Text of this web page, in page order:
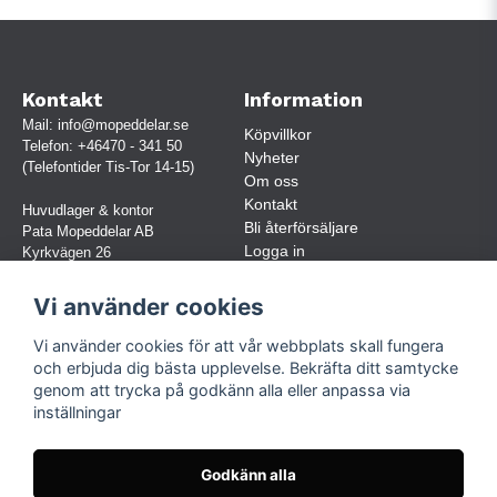
Kontakt
Mail: info@mopeddelar.se
Telefon: +46470 - 341 50
(Telefontider Tis-Tor 14-15)
Huvudlager & kontor
Pata Mopeddelar AB
Kyrkvägen 26
(OBS. Endast förbokade besök)
Org.nr:
559030-5248
Jur. namn: Pata Mopeddelar AB
Information
Köpvillkor
Nyheter
Om oss
Kontakt
Bli återförsäljare
Logga in
Följ oss
Vi använder cookies
Vi använder cookies för att vår webbplats skall fungera
och erbjuda dig bästa upplevelse. Bekräfta ditt samtycke
genom att trycka på godkänn alla eller anpassa via
inställningar
Godkänn alla